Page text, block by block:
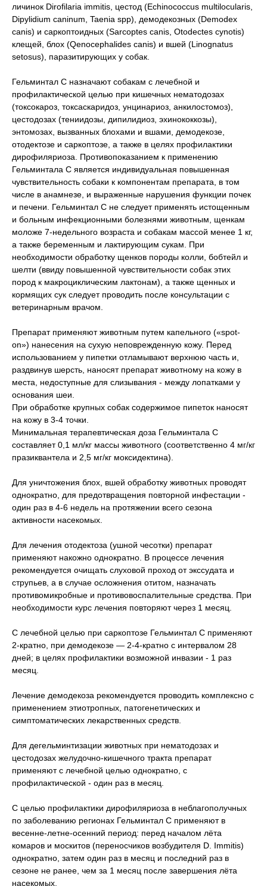
личинок Dirofilaria immitis, цестод (Echinococcus multilocularis,
Dipylidium caninum, Taenia spp), демодекозных (Demodex
canis) и саркоптоидных (Sarcoptes canis, Otodectes cynotis)
клещей, блох (Qenocephalides canis) и вшей (Linognatus
setosus), паразитирующих у собак.
Гельминтал С назначают собакам с лечебной и
профилактической целью при кишечных нематодозах
(токсокароз, токсаскаридоз, унцинариоз, анкилостомоз),
цестодозах (тениидозы, дипилидиоз, эхинококкозы),
энтомозах, вызванных блохами и вшами, демодекозе,
отодектозе и саркоптозе, а также в целях профилактики
дирофиляриоза. Противопоказанием к применению
Гельминтала С является индивидуальная повышенная
чувствительность собаки к компонентам препарата, в том
числе в анамнезе, и выраженные нарушения функции почек
и печени. Гельминтал С не следует применять истощенным
и больным инфекционными болезнями животным, щенкам
моложе 7-недельного возраста и собакам массой менее 1 кг,
а также беременным и лактирующим сукам. При
необходимости обработку щенков породы колли, бобтейл и
шелти (ввиду повышенной чувствительности собак этих
пород к макроциклическим лактонам), а также щенных и
кормящих сук следует проводить после консультации с
ветеринарным врачом.
Препарат применяют животным путем капельного («spot-
on») нанесения на сухую неповрежденную кожу. Перед
использованием у пипетки отламывают верхнюю часть и,
раздвинув шерсть, наносят препарат животному на кожу в
места, недоступные для слизывания - между лопатками у
основания шеи.
При обработке крупных собак содержимое пипеток наносят
на кожу в 3-4 точки.
Минимальная терапевтическая доза Гельминтала С
составляет 0,1 мл/кг массы животного (соответственно 4 мг/кг
празиквантела и 2,5 мг/кг моксидектина).
Для уничтожения блох, вшей обработку животных проводят
однократно, для предотвращения повторной инфестации -
один раз в 4-6 недель на протяжении всего сезона
активности насекомых.
Для лечения отодектоза (ушной чесотки) препарат
применяют накожно однократно. В процессе лечения
рекомендуется очищать слуховой проход от экссудата и
струпьев, а в случае осложнения отитом, назначать
противомикробные и противовоспалительные средства. При
необходимости курс лечения повторяют через 1 месяц.
С лечебной целью при саркоптозе Гельминтал С применяют
2-кратно, при демодекозе — 2-4-кратно с интервалом 28
дней; в целях профилактики возможной инвазии - 1 раз
месяц.
Лечение демодекоза рекомендуется проводить комплексно с
применением этиотропных, патогенетических и
симптоматических лекарственных средств.
Для дегельминтизации животных при нематодозах и
цестодозах желудочно-кишечного тракта препарат
применяют с лечебной целью однократно, с
профилактической - один раз в месяц.
С целью профилактики дирофиляриоза в неблагополучных
по заболеванию регионах Гельминтал С применяют в
весенне-летне-осенний период: перед началом лёта
комаров и москитов (переносчиков возбудителя D. Immitis)
однократно, затем один раз в месяц и последний раз в
сезоне не ранее, чем за 1 месяц после завершения лёта
насекомых.